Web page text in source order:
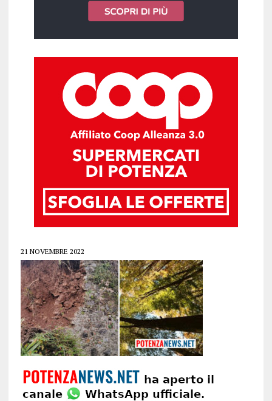
21 NOVEMBRE 2022